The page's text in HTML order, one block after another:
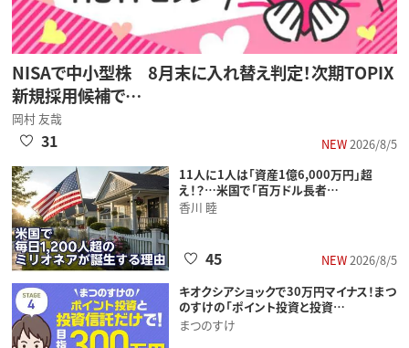
NISAで中小型株 8月末に入れ替え判定！次期TOPIX
新規採用候補で…
岡村 友哉
NEW2026/8/5
31
11人に1人は「資産1億6,000万円」超
え！？…米国で「百万ドル長者…
香川 睦
NEW2026/8/5
45
キオクシアショックで30万円マイナス！まつ
のすけの「ポイント投資と投資…
まつのすけ